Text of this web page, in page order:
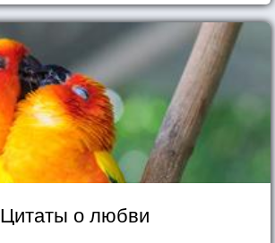
Цитаты о любви